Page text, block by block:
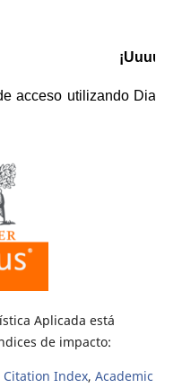
Aplicada está
de impacto:
Citation Index, Academic